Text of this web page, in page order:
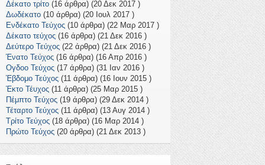
Δέκατο τρίτο (16 άρθρα) (20 Δεκ 2017 )
Δωδέκατο (10 άρθρα) (20 Ιουλ 2017 )
Ενδέκατο Τεύχος (10 άρθρα) (22 Μαρ 2017 )
Δέκατο τεύχος (16 άρθρα) (21 Δεκ 2016 )
Δεύτερο Τεύχος (22 άρθρα) (21 Δεκ 2016 )
Ένατο Τεύχος (16 άρθρα) (16 Απρ 2016 )
Ογδοο Τεύχος (17 άρθρα) (31 Ιαν 2016 )
Έβδομο Τεύχος (11 άρθρα) (16 Ιουν 2015 )
Έκτο Τέυχος (11 άρθρα) (25 Μαρ 2015 )
Πέμπτο Τεύχος (19 άρθρα) (29 Δεκ 2014 )
Τέταρτο Τεύχος (11 άρθρα) (13 Αυγ 2014 )
Τρίτο Τεύχος (18 άρθρα) (16 Μαρ 2014 )
Πρώτο Τεύχος (20 άρθρα) (21 Δεκ 2013 )